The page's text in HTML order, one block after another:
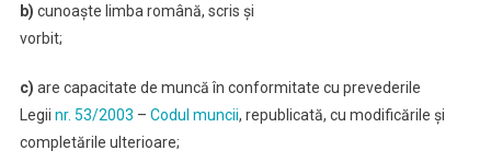
b) cunoaşte limba română, scris şi
vorbit;
c) are capacitate de muncă în conformitate cu prevederile
Legii nr. 53/2003 – Codul muncii, republicată, cu modificările şi
completările ulterioare;